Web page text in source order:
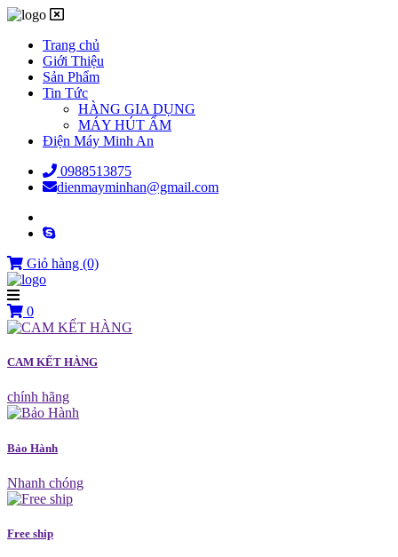
Trang chủ
Giới Thiệu
Sản Phẩm
Tin Tức
HÀNG GIA DỤNG
MÁY HÚT ẨM
Điện Máy Minh An
0988513875
dienmayminhan@gmail.com
Giỏ hàng (0)
0
CAM KẾT HÀNG
chính hãng
Bảo Hành
Nhanh chóng
Free ship